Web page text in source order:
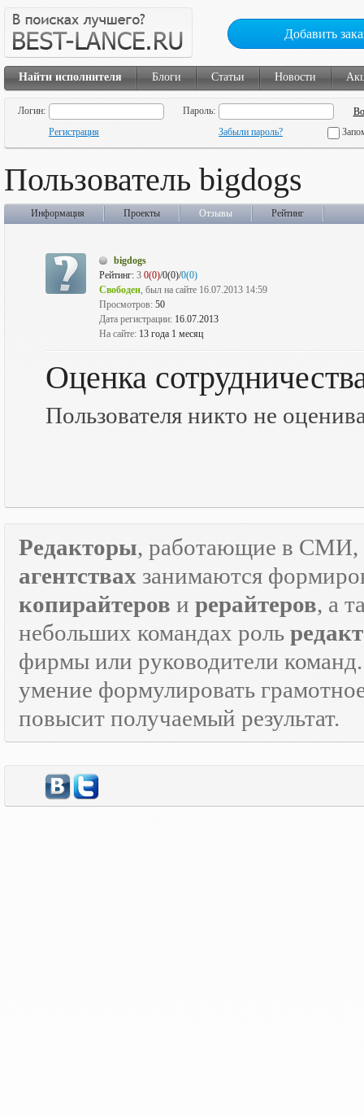
Добавить
Найти исполнителя Блоги Статьи Новости
Логин:
Пароль:
Регистрация
Забыли пароль?
Пользователь bigdogs
Информация Проекты Отзывы Рейтинг
bigdogs
Рейтинг: 3 0(0)/0(0)/0(0)
Свободен, был на сайте 16.07.2013 14:59
Просмотров: 50
Дата регистрации: 16.07.2013
На сайте: 13 года 1 месяц
Оценка
Пользователя никто не
Редакторы, работающие в СМИ,
агентствах занимаются
копирайтеров и рерайтеров, а
небольших командах роль
фирмы или руководители
умение формулировать
повысит получаемый результат.